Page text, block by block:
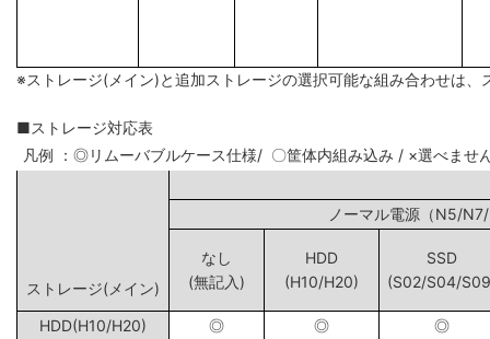
※ストレージ(メイン)と追加ストレージの選択可能な組み合わせは、
■ストレージ対応表
凡例 ：◎リムーバブルケース仕様/ 〇筐体内組み込み / ×選べませ
ストレージ(メイン)
ノーマル電源（
なし
(無記入)
HDD
(H10/H20)
SSD
(S02/S04/
HDD(H10/H20) ◎ ◎
◎